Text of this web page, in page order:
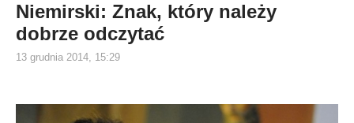
Niemirski: Znak, który należy
dobrze odczytać
13 grudnia 2014, 15:29